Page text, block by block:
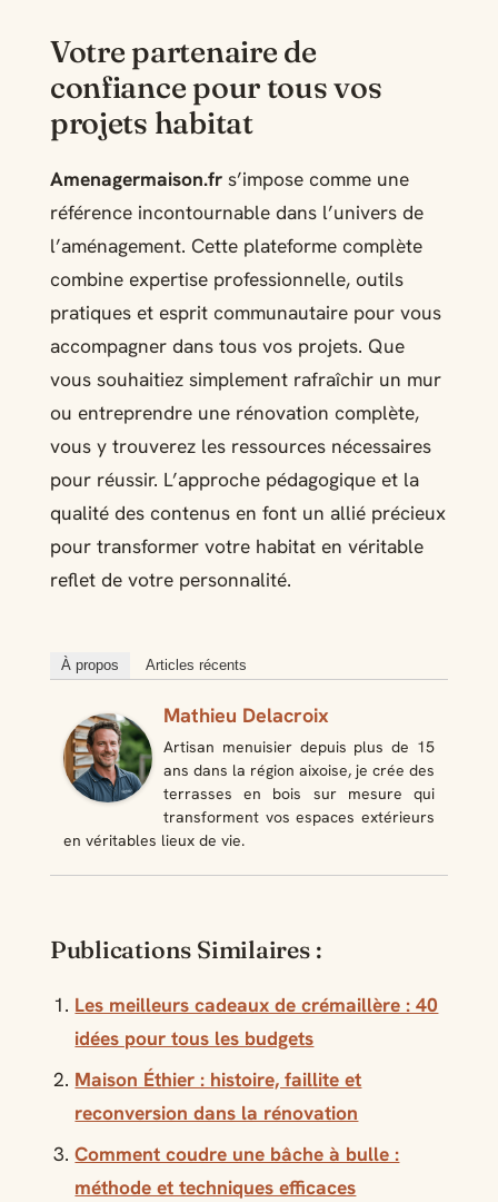
Votre partenaire de
confiance pour tous vos
projets habitat
Amenagermaison.frs’impose comme une
référence incontournable dans l’univers de
l’aménagement. Cette plateforme complète
combine expertise professionnelle, outils
pratiques et esprit communautaire pour vous
accompagner dans tous vos projets. Que
vous souhaitiez simplement rafraîchir un mur
ou entreprendre une rénovation complète,
vous y trouverez les ressources nécessaires
pour réussir. L’approche pédagogique et la
qualité des contenus en font un allié précieux
pour transformer votre habitat en véritable
reflet de votre personnalité.
À propos Articles récents
Mathieu Delacroix
Artisan menuisier depuis plus de 15
ans dans la région aixoise, je crée des
terrasses en bois sur mesure qui
transforment vos espaces extérieurs
en véritables lieux de vie.
Publications Similaires :
Les meilleurs cadeaux de crémaillère : 40
idées pour tous les budgets
Maison Éthier : histoire, faillite et
reconversion dans la rénovation
Comment coudre une bâche à bulle :
méthode et techniques efficaces